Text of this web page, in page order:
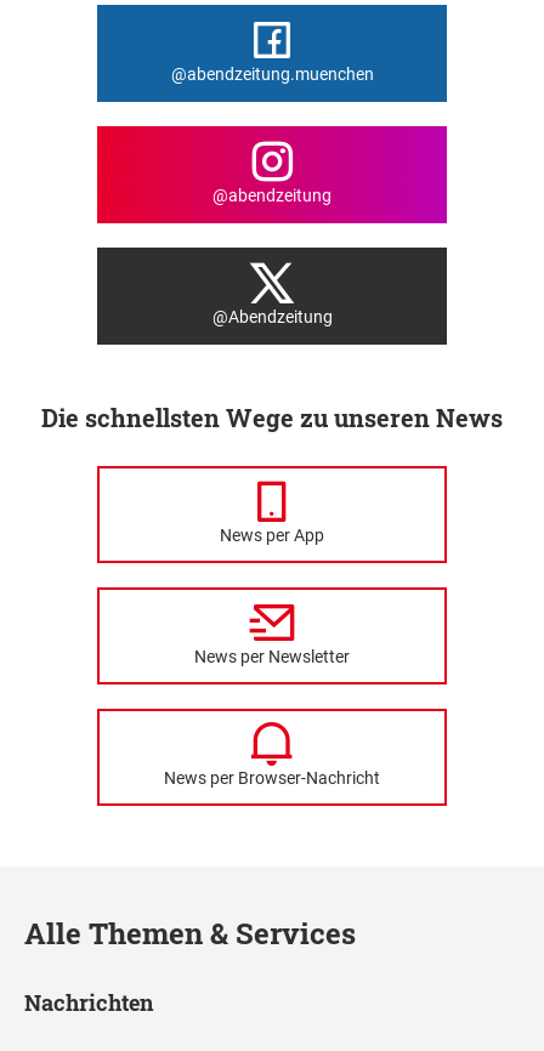
@abendzeitung.muenchen
@abendzeitung
@Abendzeitung
Die schnellsten Wege zu unseren News
News per App
News per Newsletter
News per Browser-Nachricht
Alle Themen & Services
Nachrichten